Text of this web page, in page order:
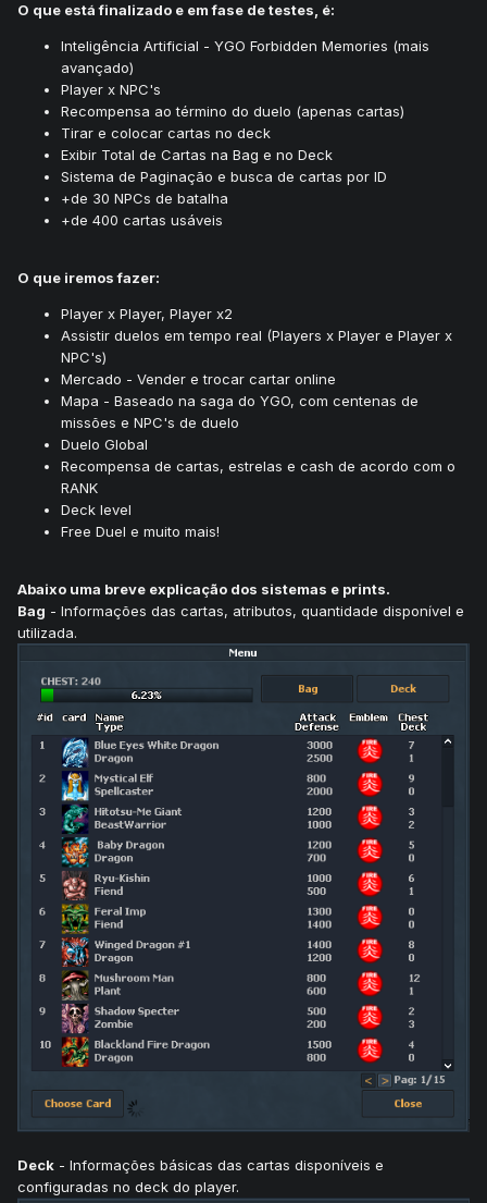
O que está finalizado e em fase de testes, é:
Inteligência Artificial - YGO Forbidden Memories (mais
avançado)
Player x NPC's
Recompensa ao término do duelo (apenas cartas)
Tirar e colocar cartas no deck
Exibir Total de Cartas na Bag e no Deck
Sistema de Paginação e busca de cartas por ID
+de 30 NPCs de batalha
+de 400 cartas usáveis
O que iremos fazer:
Player x Player, Player x2
Assistir duelos em tempo real (Players x Player e Player x
NPC's)
Mercado - Vender e trocar cartar online
Mapa - Baseado na saga do YGO, com centenas de
missões e NPC's de duelo
Duelo Global
Recompensa de cartas, estrelas e cash de acordo com o
RANK
Deck level
Free Duel e muito mais!
Abaixo uma breve explicação dos sistemas e prints.
Bag - Informações das cartas, atributos, quantidade disponível e
utilizada.
Deck - Informações básicas das cartas disponíveis e
configuradas no deck do player.